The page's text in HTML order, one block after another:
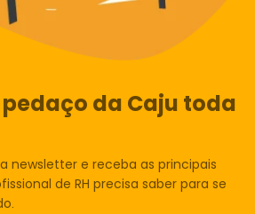
pedaço da Caju toda
newsletter e receba as principais
de RH precisa saber para se